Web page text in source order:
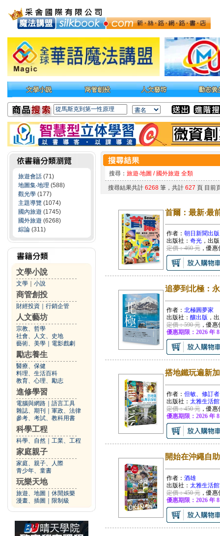
旅遊會話 (71)
地圖集‧地理 (588)
觀光學 (177)
主題導覽 (1074)
國內旅遊 (1745)
國外旅遊 (6268)
綜論 (311)
文學小說
文學 小說
商管創投
財經投資 行銷企管
人文藝坊
宗教、哲學
社會、人文、史地
藝術、美學
電影戲劇
勵志養生
醫療、保健
料理、生活百科
教育、心理、勵志
進修學習
電腦與網路
語言工具
雜誌、期刊
軍政、法律
參考、考試、教科用書
科學工程
科學、自然 工業、工程
家庭親子
家庭、親子、人際
青少年、童書
玩樂天地
旅遊、地圖
休閒娛樂
漫畫、插圖
限制級
搜尋： 旅遊‧地圖 / 國外旅遊 全類
搜尋結果共計 6268筆，共計 627 頁 目前
首爾：最新‧最
作者： 朝日新聞出版
出版社： 奇光，出
定價：460 元，優惠
追夢到北極：
作者： 北極圓夢家
出版社： 釀出版 ，
定價：590 元，優惠
優惠期限：2026 年
搭地鐵玩遍新
作者： 但敏、修訂
出版社： 太雅生活館
定價：450 元，優惠
優惠期限：2026 年
開始在沖繩自
作者： 酒雄
出版社： 太雅生活館
定價：450 元，優惠
優惠期限：2026 年